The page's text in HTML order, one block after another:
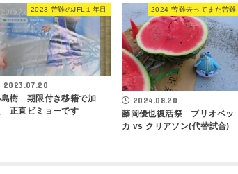
2023 苦難のJFL１年目
2023.07.20
島樹 期限付き移籍で加
正直ビミョーです
2024 苦難去ってまた苦難
2024.08.20
藤岡優也復活祭 ブリオベッ
カ vs クリアソン(代替試合)